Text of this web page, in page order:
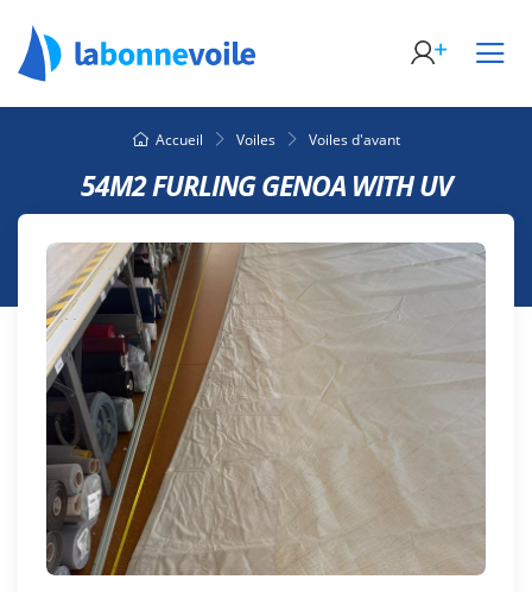
Accueil Voiles Voiles d'avant
54M2 FURLING GENOA WITH UV